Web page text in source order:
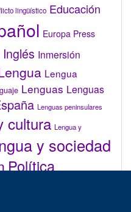
lingüístico Educación
Europa Press
Inglés Inmersión
Lengua
Lenguas Lenguas
Lenguas peninsulares
cultura Lengua y
y sociedad
Política